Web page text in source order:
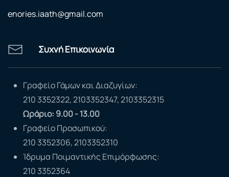
enories.iaath@gmail.com
Συχνή Επικοινωνία
Γραφείο Γάμων και Διαζυγίων:
210 3352322, 2103352347, 2103352315
Ωράριο: 9.00 - 13.00
Γραφείο Προσωπικού:
210 3352306, 2103352310
Ίδρυμα Ποιμαντικής Επιμόρφωσης:
210 3352364